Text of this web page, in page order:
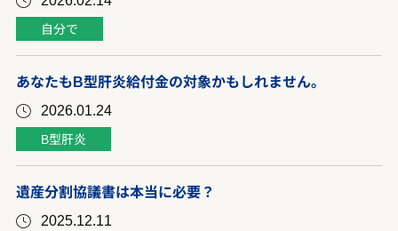
自分で
あなたもB型肝炎給付金の対象かもしれません。
2026.01.24
B型肝炎
遺産分割協議書は本当に必要？
2025.12.11